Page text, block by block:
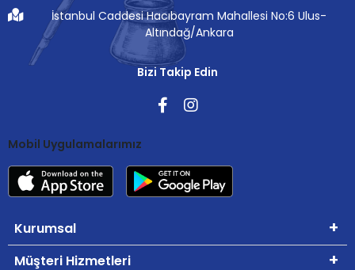
İstanbul Caddesi Hacıbayram Mahallesi No:6 Ulus-
Altındağ/Ankara
Bizi Takip Edin
Mobil Uygulamalarımız
Kurumsal
Müşteri Hizmetleri